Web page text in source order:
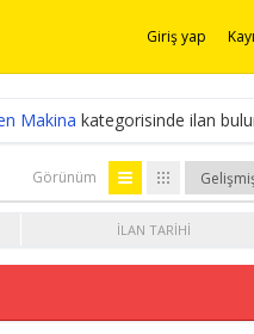
Giriş yap
Makina kategorisinde ilan
Görünüm
İLAN TARIHI